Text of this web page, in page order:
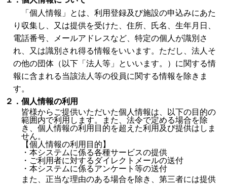
「個人情報」とは、利用登録及び施設の申込みにあた
り収集し、又は提供を受けた、住所、氏名、生年月日、
電話番号、メールアドレスなど、特定の個人が識別さ
れ、又は識別され得る情報をいいます。ただし、法人そ
の他の団体（以下「法人等」といいます。）に関する情
報に含まれる当該法人等の役員に関する情報を除きま
す。
２．個人情報の利用
皆様からご提供いただいた個人情報は、以下の目的の
範囲内で利用します。また、法令で定める場合を除
き、個人情報の利用目的を超えた利用及び提供はしま
せん。
【個人情報の利用目的】
・本システムに係る各種サービスの提供
・ご利用者に対するダイレクトメールの送付
・本システムに係るアンケート等の送付
また、正当な理由のある場合を除き、第三者には提供